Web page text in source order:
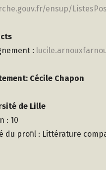
ensup/
:
Cécile Chapon
de Lille
: 10
du profil : Littérature